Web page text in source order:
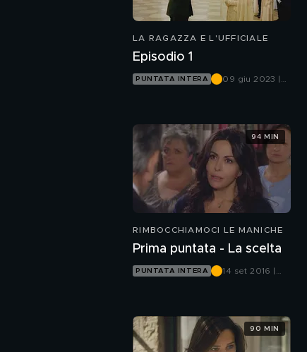
LA RAGAZZA E L'UFFICIALE
Episodio 1
PUNTATA INTERA
09 giu 2023 |
RIMBOCCHIAMOCI LE MANICHE
Prima puntata - La scelta
PUNTATA INTERA
14 set 2016 |
94 MIN
90 MIN